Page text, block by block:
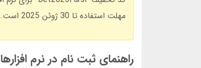
مهلت استفاده تا 30 ژوئن 2025 است.
راهنمای ثبت نام در نرم افزارها